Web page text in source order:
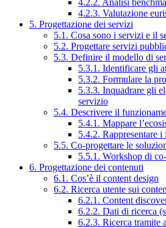
4.2.2. Analisi
4.2.3. Valutazione
5. Progettazione dei servizi
5.1. Cosa sono i servizi e il
5.2. Progettare servizi
5.3. Definire il modello di
5.3.1. Identificare gli
5.3.2. Formulare la
5.3.3. Inquadrare gli
servizio
5.4. Descrivere il
5.4.1. Mappare
5.4.2. Rappresentare
5.5. Co-progettare le
5.5.1. Workshop di
6. Progettazione dei contenuti
6.1. Cos’è il content design
6.2. Ricerca utente sui
6.2.1. Content
6.2.2. Dati di ricerca
6.2.3. Ricerca tramite